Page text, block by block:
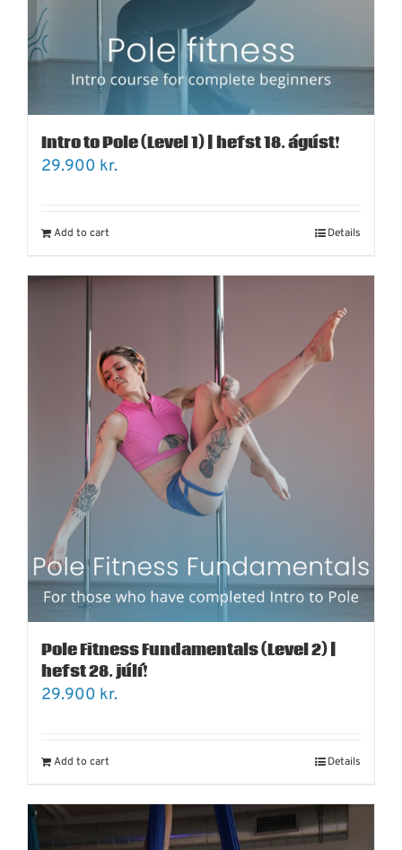
Intro to Pole (Level 1) | hefst 18. ágúst!
29.900 kr.
Add to cart Details
Pole Fitness Fundamentals (Level 2) |
hefst 28. júlí!
29.900 kr.
Add to cart Details